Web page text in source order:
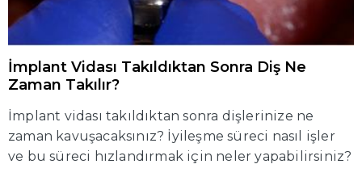
İmplant Vidası Takıldıktan Sonra Diş Ne
Zaman Takılır?
İmplant vidası takıldıktan sonra dişlerinize ne
zaman kavuşacaksınız? İyileşme süreci nasıl işler
ve bu süreci hızlandırmak için neler yapabilirsiniz?